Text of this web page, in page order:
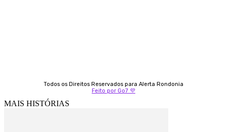
Todos os Direitos Reservados para Alerta Rondonia
Feito por Go7 💜
MAIS HISTÓRIAS